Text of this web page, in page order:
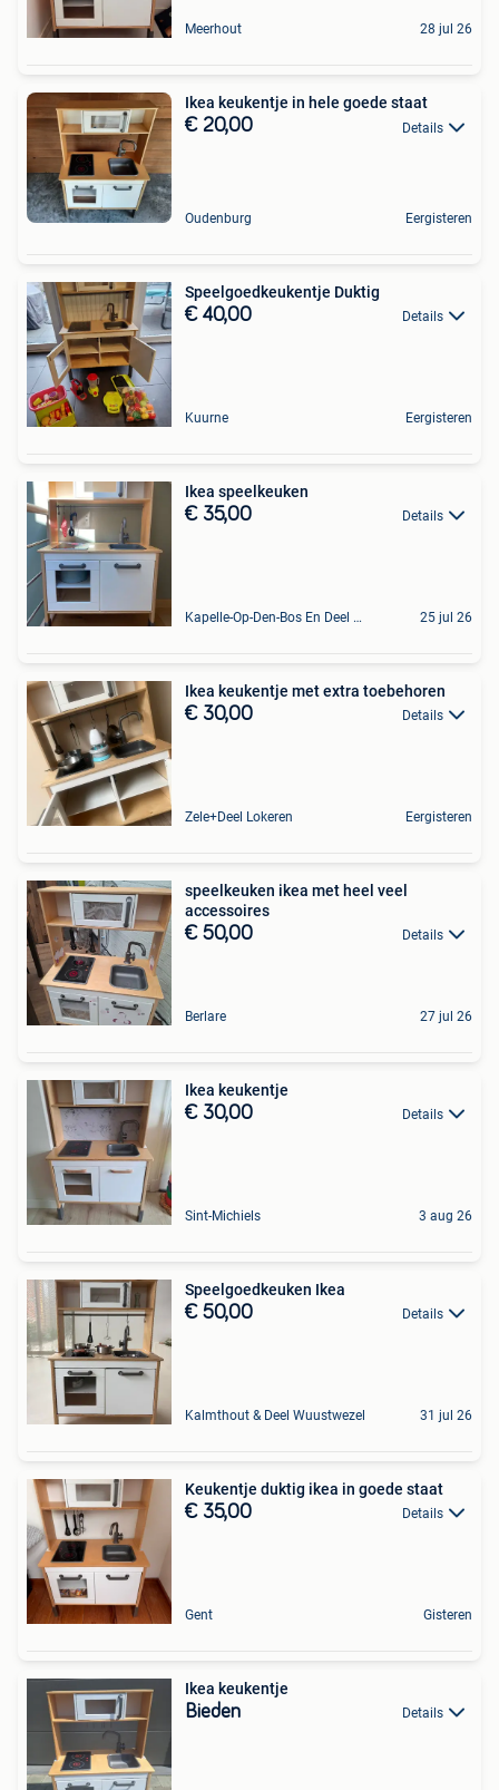
Meerhout 28 jul 26
Ikea keukentje in hele goede staat
€ 20,00 Details
Oudenburg Eergisteren
Speelgoedkeukentje Duktig
€ 40,00 Details
Kuurne Eergisteren
Ikea speelkeuken
€ 35,00 Details
Kapelle-Op-Den-Bos En Deel Van Zemst 25 jul 26
Ikea keukentje met extra toebehoren
€ 30,00 Details
Zele+Deel Lokeren Eergisteren
speelkeuken ikea met heel veel
accessoires
€ 50,00 Details
Berlare 27 jul 26
Ikea keukentje
€ 30,00 Details
Sint-Michiels 3 aug 26
Speelgoedkeuken Ikea
€ 50,00 Details
Kalmthout & Deel Wuustwezel 31 jul 26
Keukentje duktig ikea in goede staat
€ 35,00 Details
Gent Gisteren
Ikea keukentje
Bieden Details